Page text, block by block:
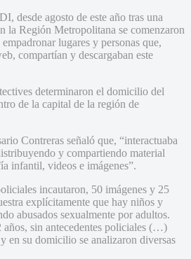
desde agosto de este año tras una
la Región Metropolitana se comenzaron
lugares y personas que,
compartían y descargaban este
determinaron el domicilio del
de la capital de la región de
Contreras señaló que, “interactuaba
y compartiendo material
infantil, videos e imágenes”.
incautaron, 50 imágenes y 25
explícitamente que hay niños y
abusados sexualmente por adultos.
años, sin antecedentes policiales (…)
en su domicilio se analizaron diversas